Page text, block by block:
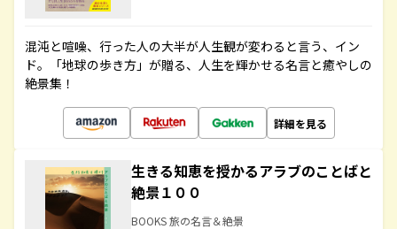
混沌と喧噪、行った人の大半が人生観が変わると言う、イン
ド。「地球の歩き方」が贈る、人生を輝かせる名言と癒やしの
絶景集！
詳細を見る
生きる知恵を授かるアラブのことばと
絶景１００
BOOKS 旅の名言＆絶景